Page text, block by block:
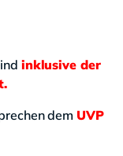
inklusive der
dem UVP